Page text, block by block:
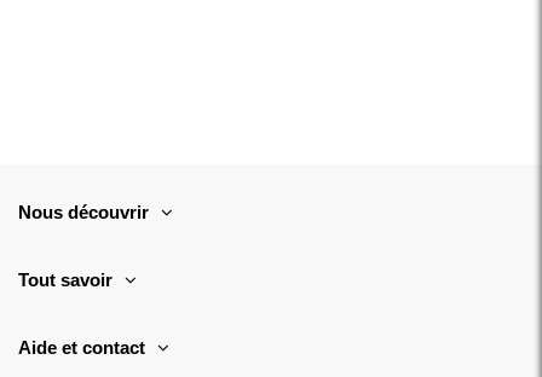
Nous découvrir
Tout savoir
Aide et contact